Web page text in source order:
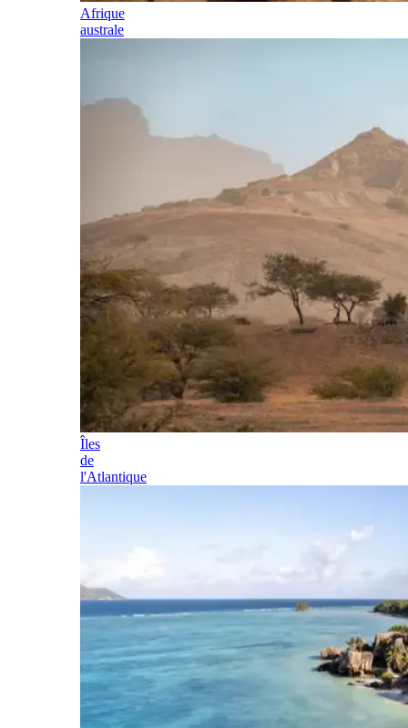
Afrique
australe
Îles
de
l'Atlantique